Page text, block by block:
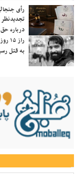
رأی
درباره
به قتل